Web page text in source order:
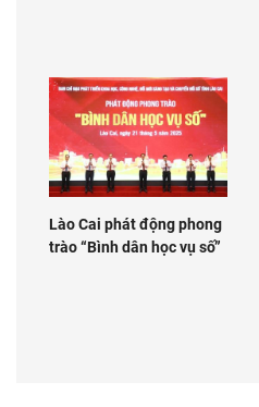
Lào Cai phát động phong
trào “Bình dân học vụ số”